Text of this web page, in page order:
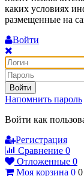
каких условиях
размещенные на
Войти
Войти
Напомнить пароль
Войти как
Регистрация
Сравнение 0
Отложенные 0
Моя корзина 0 0